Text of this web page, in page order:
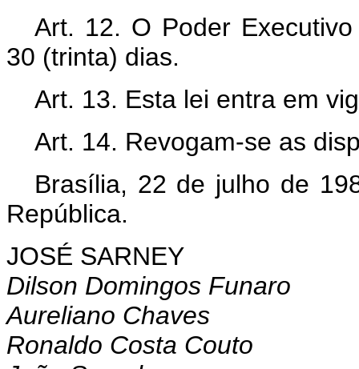
Art. 12. O Poder
30 (trinta) dias.
Art. 13. Esta lei entra em
Art. 14. Revogam-se as
Brasília, 22 de julho de
República.
JOSÉ SARNEY
Dilson Domingos Funaro
Aureliano Chaves
Ronaldo Costa Couto